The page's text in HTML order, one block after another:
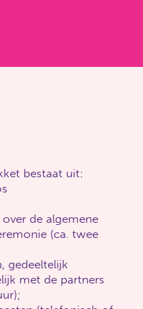
bestaat uit:
de algemene
(ca. twee
gedeeltelijk
met de partners